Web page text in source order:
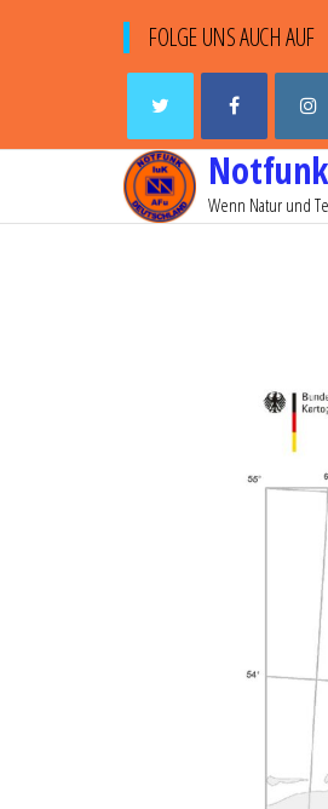
FOLGE UNS AUCH AUF
Wenn Natur und